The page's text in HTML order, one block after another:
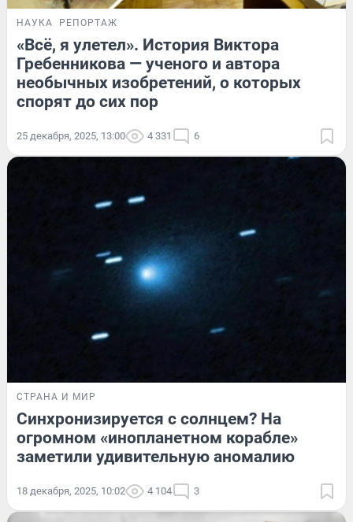
НАУКА РЕПОРТАЖ
«Всё, я улетел». История Виктора
Гребенникова — ученого и автора
необычных изобретений, о которых
спорят до сих пор
25 декабря, 2025, 13:00 4 331 6
СТРАНА И МИР
Синхронизируется с солнцем? На
огромном «инопланетном корабле»
заметили удивительную аномалию
18 декабря, 2025, 10:02 4 104 3